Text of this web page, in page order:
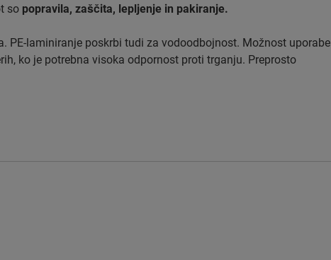
so popravila, zaščita, lepljenje in pakiranje.
laminiranje poskrbi tudi za vodoodbojnost. Možnost uporabe
ko je potrebna visoka odpornost proti trganju. Preprosto